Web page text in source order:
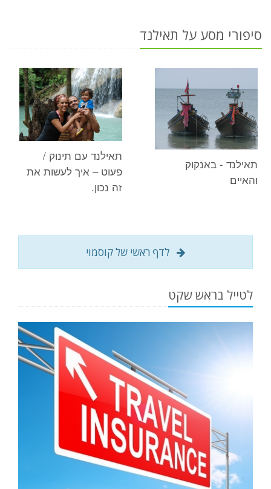
סיפורי מסע על תאילנד
תאילנד - באנקוק
והאיים
תאילנד עם תינוק /
פעוט – איך לעשות את
זה נכון.
לדף ראשי של קוסמוי
לטייל בראש שקט